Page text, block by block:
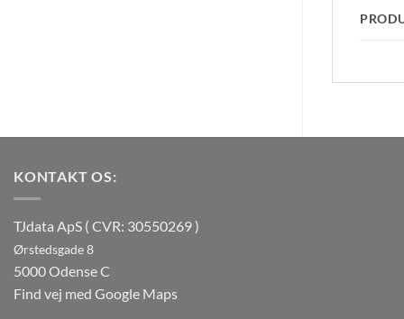
KONTAKT OS:
TJdata ApS ( CVR: 30550269 )
Ørstedsgade 8
5000 Odense C
Find vej med Google Maps